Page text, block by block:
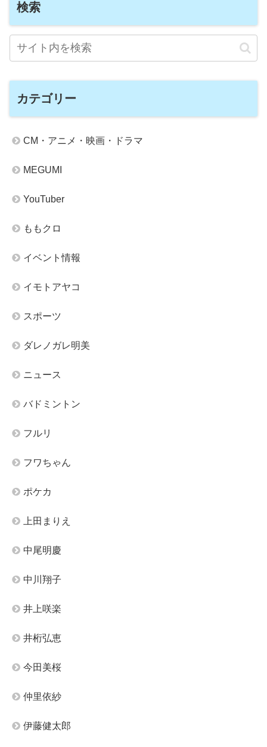
検索
カテゴリー
CM・アニメ・映画・ドラマ
MEGUMI
YouTuber
ももクロ
イベント情報
イモトアヤコ
スポーツ
ダレノガレ明美
ニュース
バドミントン
フルリ
フワちゃん
ポケカ
上田まりえ
中尾明慶
中川翔子
井上咲楽
井桁弘恵
今田美桜
仲里依紗
伊藤健太郎